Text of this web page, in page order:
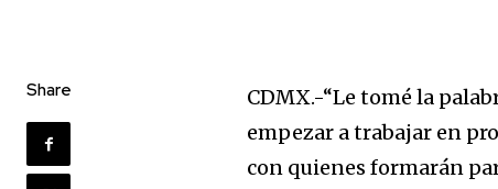
Share
CDMX.-“Le tomé la
empezar a trabajar en
con quienes formarán